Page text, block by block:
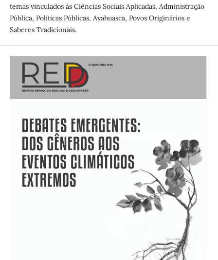
temas vinculados às Ciências Sociais Aplicadas, Administração
Pública, Políticas Públicas, Ayahuasca, Povos Originários e
Saberes Tradicionais.